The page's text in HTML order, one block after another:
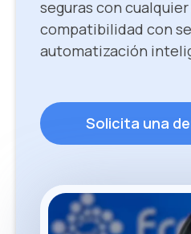
seguras con
compatibilidad con
automatización
Solicita una